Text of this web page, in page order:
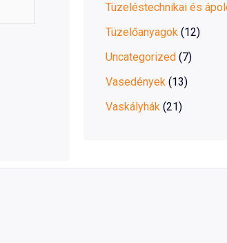
Tüzeléstechnikai és
Tüzelőanyagok (12)
Uncategorized (7)
Vasedények (13)
Vaskályhák (21)